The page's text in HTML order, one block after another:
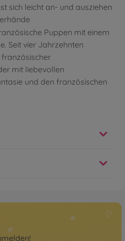
sich leicht an- und ausziehen
Puppen mit einem
Seit vier Jahrzehnten
mit liebevollen
und den französischen